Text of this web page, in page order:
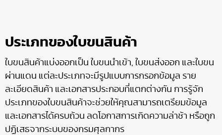
ประเภทของใบขนสินค้า
ใบขนสินค้าแบ่งออกเป็น ใบขนนำเข้า, ใบขนส่งออก และใบขน
ผ่านแดน แต่ละประเภทจะมีรูปแบบการกรอกข้อมูล ราย
ละเอียดสินค้า และเอกสารประกอบที่แตกต่างกัน การรู้จัก
ประเภทของใบขนสินค้าจะช่วยให้คุณสามารถเตรียมข้อมูล
และเอกสารได้ครบถ้วน ลดโอกาสการเกิดความล่าช้า หรือถูก
ปฏิเสธจากระบบของกรมศุลกากร